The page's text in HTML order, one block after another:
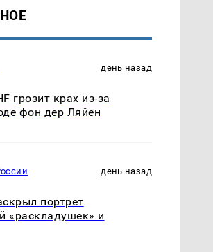
день назад
грозит крах из-за
фон дер Ляйен
день назад
портрет
«раскладушек» и